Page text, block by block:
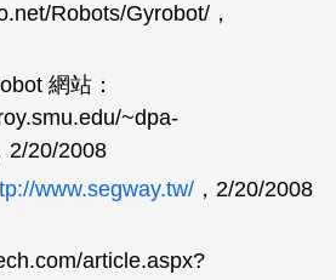
Robots/Gyrobot/，
網站：
~dpa-
2/20/2008
www.segway.tw/ ，2/20/2008
article.aspx?